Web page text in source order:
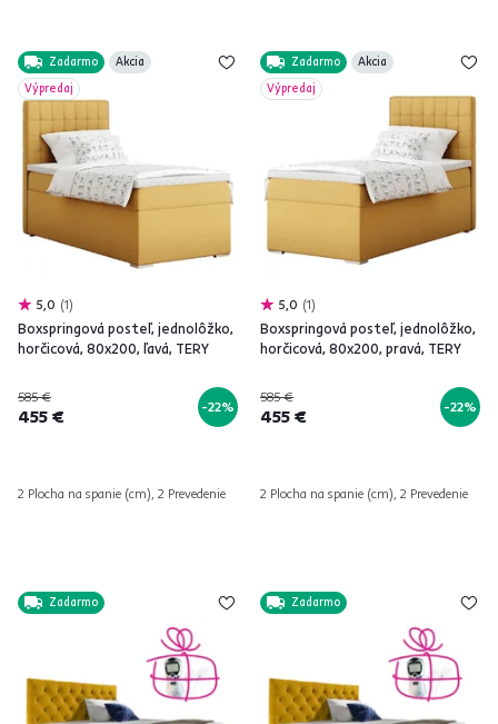
Zadarmo
Akcia
Výpredaj
5,0 1
Boxspringová posteľ, jednolôžko,
horčicová, 80x200, ľavá, TERY
585 €
455 € -22%
2 Plocha na spanie (cm), 2 Prevedenie
Zadarmo
Akcia
Výpredaj
5,0 1
Boxspringová posteľ, jednolôžko,
horčicová, 80x200, pravá, TERY
585 €
455 € -22%
2 Plocha na spanie (cm), 2 Prevedenie
Zadarmo Zadarmo